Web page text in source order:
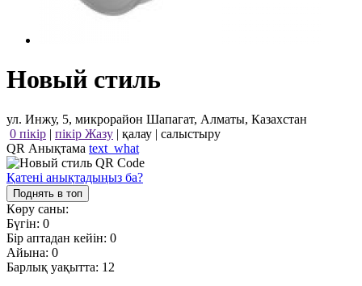
Новый стиль
ул. Инжу, 5, микрорайон Шапагат, Алматы, Казахстан
0 пікір | пікір Жазу | қалау | салыстыру
QR Анықтама text_what
Қатені анықтадыңыз ба?
Поднять в топ
Көру саны:
Бүгін: 0
Бір аптадан кейін: 0
Айына: 0
Барлық уақытта: 12